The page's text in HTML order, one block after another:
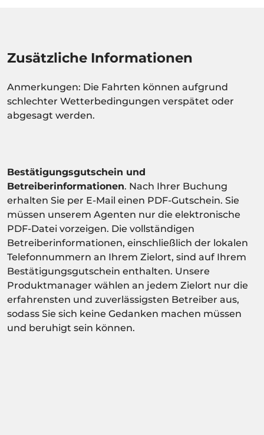
Zusätzliche Informationen
Anmerkungen: Die Fahrten können aufgrund
schlechter Wetterbedingungen verspätet oder
abgesagt werden.
Bestätigungsgutschein und
Betreiberinformationen. Nach Ihrer Buchung
erhalten Sie per E-Mail einen PDF-Gutschein. Sie
müssen unserem Agenten nur die elektronische
PDF-Datei vorzeigen. Die vollständigen
Betreiberinformationen, einschließlich der lokalen
Telefonnummern an Ihrem Zielort, sind auf Ihrem
Bestätigungsgutschein enthalten. Unsere
Produktmanager wählen an jedem Zielort nur die
erfahrensten und zuverlässigsten Betreiber aus,
sodass Sie sich keine Gedanken machen müssen
und beruhigt sein können.